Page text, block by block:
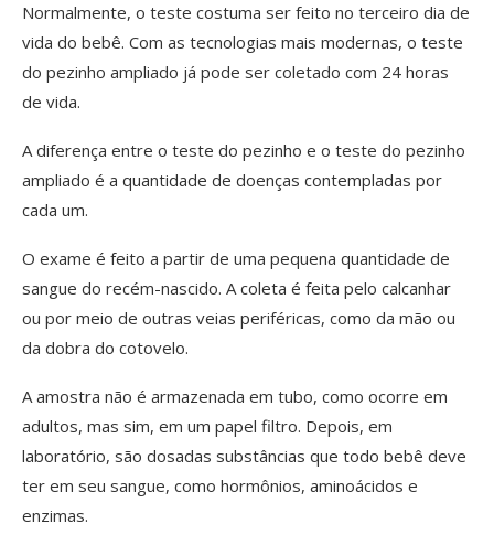
Normalmente, o teste costuma ser feito no terceiro dia de
vida do bebê. Com as tecnologias mais modernas, o teste
do pezinho ampliado já pode ser coletado com 24 horas
de vida.
A diferença entre o teste do pezinho e o teste do pezinho
ampliado é a quantidade de doenças contempladas por
cada um.
O exame é feito a partir de uma pequena quantidade de
sangue do recém-nascido. A coleta é feita pelo calcanhar
ou por meio de outras veias periféricas, como da mão ou
da dobra do cotovelo.
A amostra não é armazenada em tubo, como ocorre em
adultos, mas sim, em um papel filtro. Depois, em
laboratório, são dosadas substâncias que todo bebê deve
ter em seu sangue, como hormônios, aminoácidos e
enzimas.